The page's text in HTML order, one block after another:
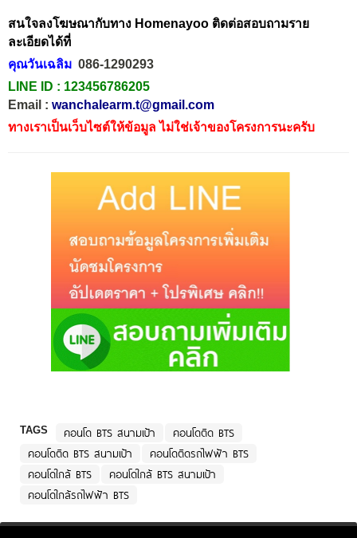
สนใจลงโฆษณากับทาง Homenayoo ติดต่อสอบถามราย
ละเอียดได้ที่
คุณวันเฉลิม 086-1290293
LINE ID : 123456786205
Email : wanchalearm.t@gmail.com
ทางเราเป็นเว็บไซต์ให้ข้อมูล ไม่ใช่เจ้าของโครงการนะครับ
TAGS คอนโด BTS สนามเป้า
คอนโดติด BTS
คอนโดติด BTS สนามเป้า
คอนโดติดรถไฟฟ้า BTS
คอนโดใกล้ BTS
คอนโดใกล้ BTS สนามเป้า
คอนโดใกล้รถไฟฟ้า BTS